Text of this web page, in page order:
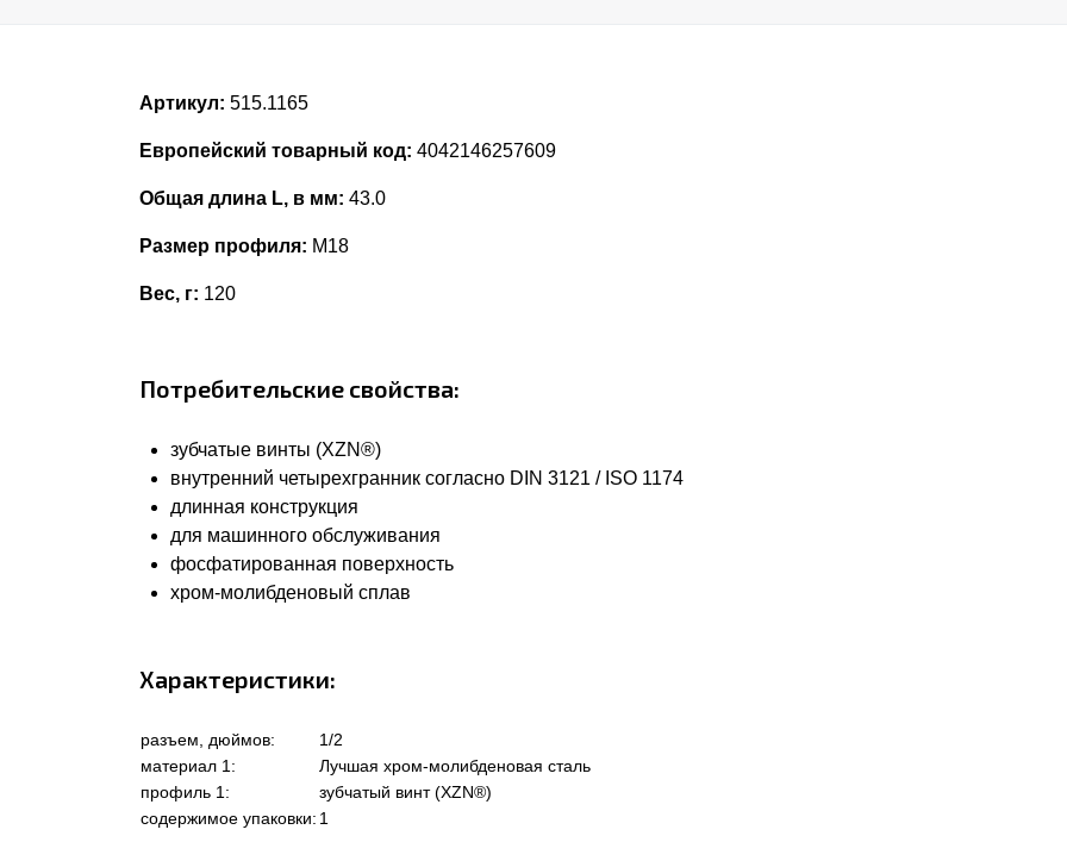
Артикул: 515.1165
Европейский товарный код: 4042146257609
Общая длина L, в мм: 43.0
Размер профиля: M18
Вес, г: 120
Потребительские свойства:
зубчатые винты (XZN®)
внутренний четырехгранник согласно DIN 3121 / ISO 1174
длинная конструкция
для машинного обслуживания
фосфатированная поверхность
хром-молибденовый сплав
Характеристики:
разъем, дюймов:
1/2
материал 1:
Лучшая хром-молибденовая сталь
профиль 1:
зубчатый винт (XZN®)
содержимое упаковки: 1